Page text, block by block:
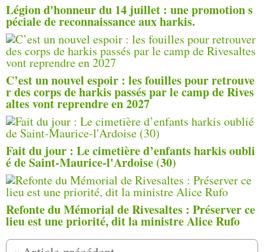
Légion d'honneur du 14 juillet : une promotion s
péciale de reconnaissance aux harkis.
C’est un nouvel espoir : les fouilles pour retrouve
r des corps de harkis passés par le camp de Rives
altes vont reprendre en 2027
Fait du jour : Le cimetière d’enfants harkis oubli
é de Saint-Maurice-l'Ardoise (30)
Refonte du Mémorial de Rivesaltes : Préserver ce
lieu est une priorité, dit la ministre Alice Rufo